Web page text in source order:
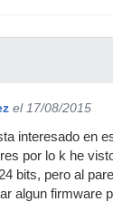
el 17/08/2015
interesado en
por lo k he
bits, pero al
algun firmware